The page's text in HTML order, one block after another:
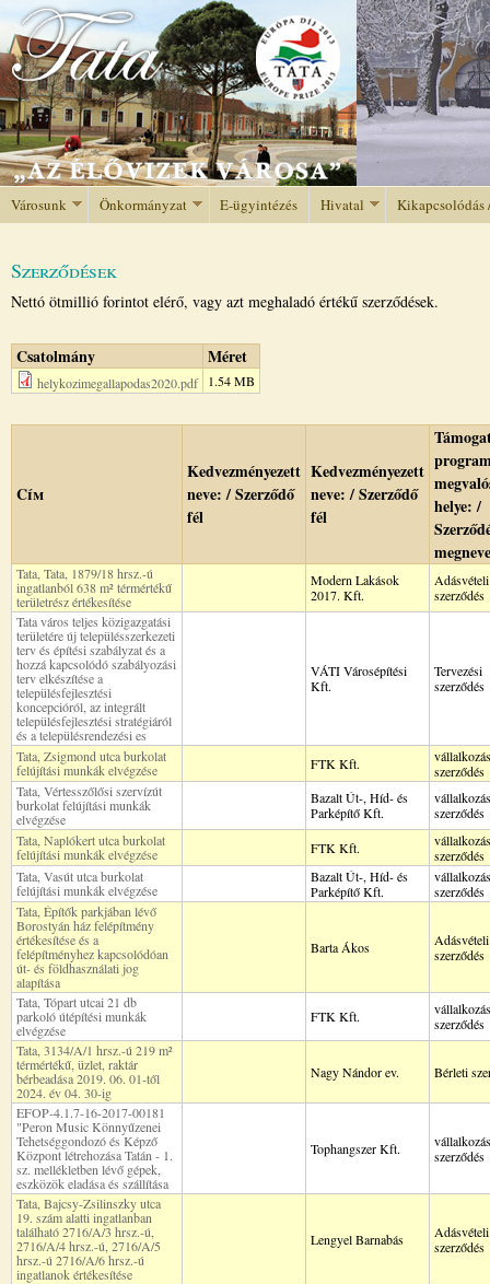
Jump to navigation
Városunk Önkormányzat E-ügyintézés Hivatal Kikapcsolódás
Szerződések
Nettó ötmillió forintot elérő, vagy azt meghaladó értékű szerződések.
Csatolmány Méret
helykozimegallapodas2020.pdf 1.54 MB
Cím
Kedvezményezett
neve: / Szerződő
fél
Kedvezményezett
neve: / Szerződő
fél
helye: /
Tata, Tata, 1879/18 hrsz.-ú
ingatlanból 638 m² térmértékű
területrész értékesítése
Modern Lakások
2017. Kft.
Adásvételi
szerződés
Tata város teljes közigazgatási
területére új településszerkezeti
terv és építési szabályzat és a
hozzá kapcsolódó szabályozási
terv elkészítése a
településfejlesztési
koncepcióról, az integrált
településfejlesztési stratégiáról
és a településrendezési es
VÁTI Városépítési
Kft.
Tervezési
szerződés
Tata, Zsigmond utca burkolat
felújítási munkák elvégzése
FTK Kft.
szerződés
Tata, Vértesszőlősi szervízút
burkolat felújítási munkák
elvégzése
Bazalt Út-, Híd- és
Parképítő Kft.
szerződés
Tata, Naplókert utca burkolat
felújítási munkák elvégzése
FTK Kft.
szerződés
Tata, Vasút utca burkolat
felújítási munkák elvégzése
Bazalt Út-, Híd- és
Parképítő Kft.
szerződés
Tata, Építők parkjában lévő
Borostyán ház felépítmény
értékesítése és a
felépítményhez kapcsolódóan
út- és földhasználati jog
alapítása
Barta Ákos
Adásvételi
szerződés
Tata, Tópart utcai 21 db
parkoló útépítési munkák
elvégzése
FTK Kft.
szerződés
Tata, 3134/A/1 hrsz.-ú 219 m²
térmértékű, üzlet, raktár
bérbeadása 2019. 06. 01-től
2024. év 04. 30-ig
Nagy Nándor ev. Bérleti
EFOP-4.1.7-16-2017-00181
"Peron Music Könnyűzenei
Tehetséggondozó és Képző
Központ létrehozása Tatán - 1.
sz. mellékletben lévő gépek,
eszközök eladása és szállítása
Tophangszer Kft.
szerződés
Tata, Bajcsy-Zsilinszky utca
19. szám alatti ingatlanban
található 2716/A/3 hrsz.-ú,
2716/A/4 hrsz.-ú, 2716/A/5
hrsz.-ú 2716/A/6 hrsz.-ú
ingatlanok értékesítése
Lengyel Barnabás
Adásvételi
szerződés